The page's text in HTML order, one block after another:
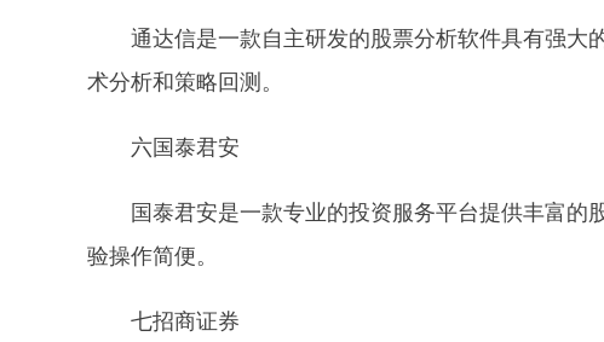
通达信是一款自主研发的股票分析软件具有强大
术分析和策略回测。
六国泰君安
国泰君安是一款专业的投资服务平台提供丰富
验操作简便。
七招商证券